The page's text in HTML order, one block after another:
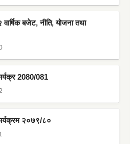
बजेट, नीति, योजना तथा
2080/081
२०७९/८०